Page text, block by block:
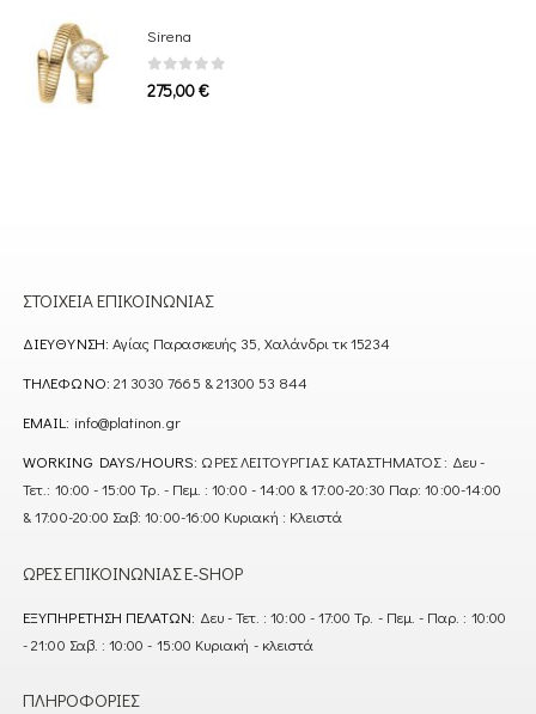
Sirena
0out of 5
275,00€
ΣΤΟΙΧΕΊΑ ΕΠΙΚΟΙΝΩΝΊΑΣ
ΔΙΕΎΘΥΝΣΗ: Αγίας Παρασκευής 35, Χαλάνδρι τκ 15234
ΤΗΛΈΦΩΝΟ: 21 3030 7665 & 21300 53 844
EMAIL: info@platinon.gr
WORKING DAYS/HOURS: ΩΡΕΣ ΛΕΙΤΟΥΡΓΙΑΣ ΚΑΤΑΣΤΗΜΑΤΟΣ : Δευ -
Τετ.: 10:00 - 15:00 Τρ. - Πεμ. : 10:00 - 14:00 & 17:00-20:30 Παρ: 10:00-14:00
& 17:00-20:00 Σαβ: 10:00-16:00 Κυριακή : Κλειστά
ΏΡΕΣ ΕΠΙΚΟΙΝΩΝΊΑΣ E-SHOP
ΕΞΥΠΗΡΈΤΗΣΗ ΠΕΛΑΤΏΝ: Δευ - Τετ. : 10:00 - 17:00 Τρ. - Πεμ. - Παρ. : 10:00
- 21:00 Σαβ. : 10:00 - 15:00 Κυριακή - κλειστά
ΠΛΗΡΟΦΟΡΊΕΣ